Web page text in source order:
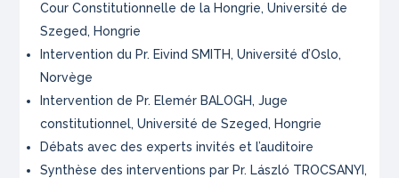
Cour Constitutionnelle de la Hongrie, Université de
Szeged, Hongrie
Intervention du Pr. Eivind SMITH, Université d’Oslo,
Norvège
Intervention de Pr. Elemér BALOGH, Juge
constitutionnel, Université de Szeged, Hongrie
Débats avec des experts invités et l’auditoire
Synthèse des interventions par Pr. László TROCSANYI,